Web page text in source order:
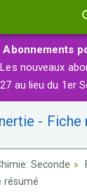
Abonnements
nouveaux
au lieu du 1er
- Fiche
Seconde
résumé